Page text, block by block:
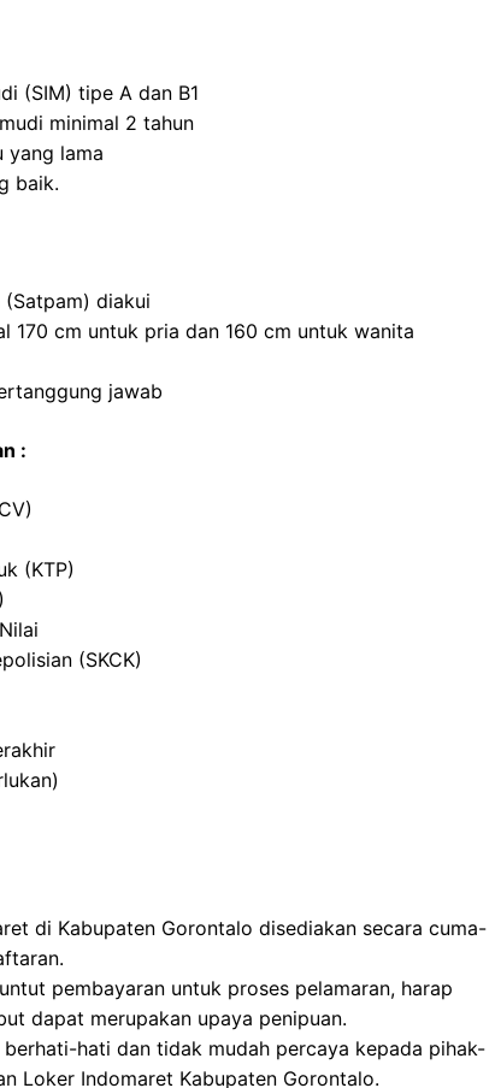
(SIM) tipe A dan B1
minimal 2 tahun
yang lama
baik.
(Satpam) diakui
170 cm untuk pria dan 160 cm untuk wanita
jawab
:
(KTP)
(SKCK)
di Kabupaten Gorontalo disediakan secara cuma-
pembayaran untuk proses pelamaran, harap
dapat merupakan upaya penipuan.
hati dan tidak mudah percaya kepada pihak-
Loker Indomaret Kabupaten Gorontalo.